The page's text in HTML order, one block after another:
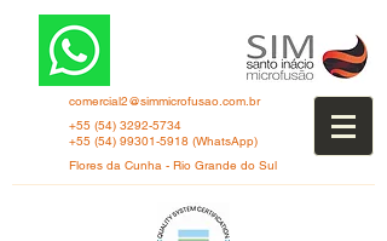
comercial2@simmicrofusao.com.br
+55 (54) 3292-5734
+55 (54) 99301-5918 (WhatsApp)
Flores da Cunha - Rio Grande do Sul